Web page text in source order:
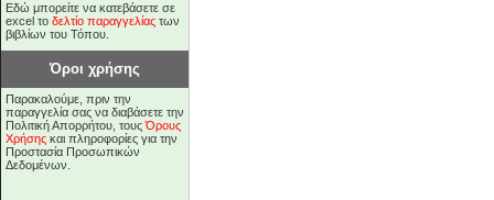
Εδώ μπορείτε να κατεβάσετε σε
excel το δελτίο παραγγελίας των
βιβλίων του Τόπου.
Όροι χρήσης
Παρακαλούμε, πριν την
παραγγελία σας να διαβάσετε την
Πολιτική Απορρήτου, τουςΌρους
Χρήσης και πληροφορίες για την
Προστασία Προσωπικών
Δεδομένων.